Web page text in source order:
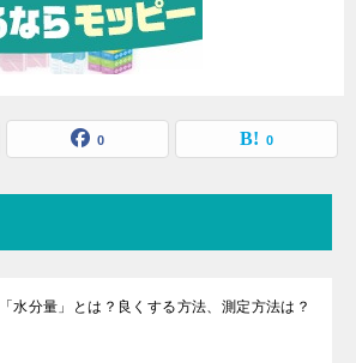
0 0
水分量」とは？良くする方法、測定方法は？